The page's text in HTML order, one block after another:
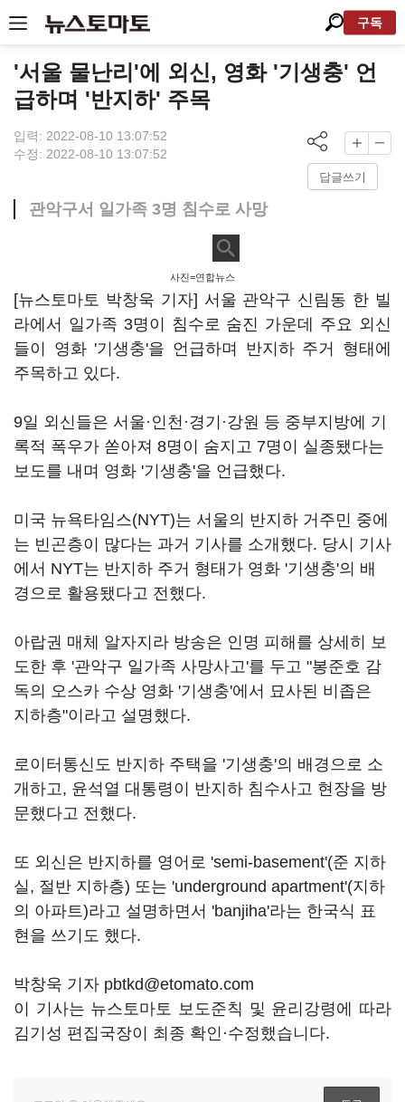
구독
'서울 물난리'에 외신, 영화 '기생충' 언
급하며 '반지하' 주목
입력: 2022-08-10 13:07:52
수정: 2022-08-10 13:07:52
답글쓰기
관악구서 일가족 3명 침수로 사망
사진=연합뉴스
[뉴스토마토 박창욱 기자] 서울 관악구 신림동 한 빌
라에서 일가족 3명이 침수로 숨진 가운데 주요 외신
들이 영화 '기생충'을 언급하며 반지하 주거 형태에
주목하고 있다.
9일 외신들은 서울·인천·경기·강원 등 중부지방에 기
록적 폭우가 쏟아져 8명이 숨지고 7명이 실종됐다는
보도를 내며 영화 '기생충'을 언급했다.
미국 뉴욕타임스(NYT)는 서울의 반지하 거주민 중에
는 빈곤층이 많다는 과거 기사를 소개했다. 당시 기사
에서 NYT는 반지하 주거 형태가 영화 '기생충'의 배
경으로 활용됐다고 전했다.
아랍권 매체 알자지라 방송은 인명 피해를 상세히 보
도한 후 '관악구 일가족 사망사고'를 두고 "봉준호 감
독의 오스카 수상 영화 '기생충'에서 묘사된 비좁은
지하층"이라고 설명했다.
로이터통신도 반지하 주택을 '기생충'의 배경으로 소
개하고, 윤석열 대통령이 반지하 침수사고 현장을 방
문했다고 전했다.
또 외신은 반지하를 영어로 'semi-basement'(준 지하
실, 절반 지하층) 또는 'underground apartment'(지하
의 아파트)라고 설명하면서 'banjiha'라는 한국식 표
현을 쓰기도 했다.
박창욱 기자 pbtkd@etomato.com
이 기사는 뉴스토마토 보도준칙 및 윤리강령에 따라
김기성 편집국장이 최종 확인·수정했습니다.